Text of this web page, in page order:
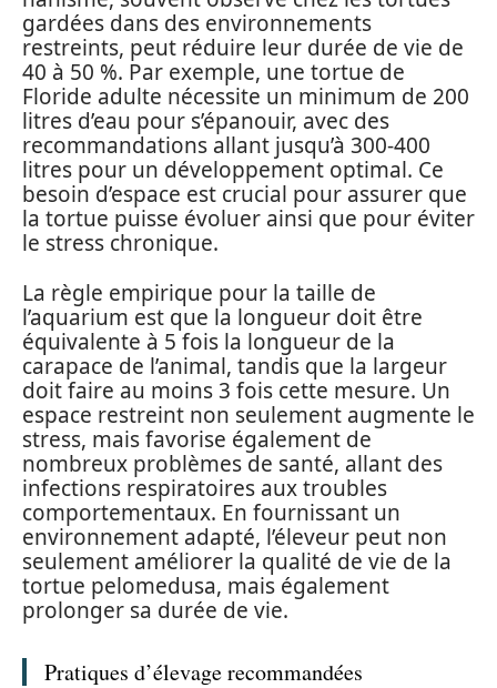
gardées dans des environnements
restreints, peut réduire leur durée de vie de
40 à 50 %. Par exemple, une tortue de
Floride adulte nécessite un minimum de 200
litres d’eau pour s’épanouir, avec des
recommandations allant jusqu’à 300-400
litres pour un développement optimal. Ce
besoin d’espace est crucial pour assurer que
la tortue puisse évoluer ainsi que pour éviter
le stress chronique.
La règle empirique pour la taille de
l’aquarium est que la longueur doit être
équivalente à 5 fois la longueur de la
carapace de l’animal, tandis que la largeur
doit faire au moins 3 fois cette mesure. Un
espace restreint non seulement augmente le
stress, mais favorise également de
nombreux problèmes de santé, allant des
infections respiratoires aux troubles
comportementaux. En fournissant un
environnement adapté, l’éleveur peut non
seulement améliorer la qualité de vie de la
tortue pelomedusa, mais également
prolonger sa durée de vie.
Pratiques d’élevage recommandées